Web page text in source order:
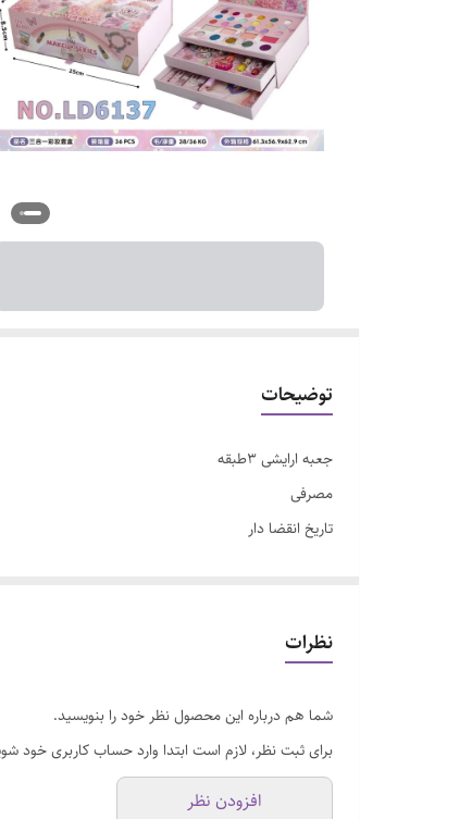
توضیحات
جعبه ارایشی ۳طبقه
مصرفی
تاریخ انقضا دار
نظرات
شما هم درباره این محصول نظر خود را بنویسید.
برای ثبت نظر، لازم است ابتدا وارد حساب کاربری خود
افزودن نظر